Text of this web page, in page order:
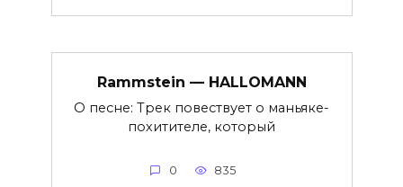
Rammstein — HALLOMANN
О песне: Трек повествует о маньяке-
похитителе, который
0 835